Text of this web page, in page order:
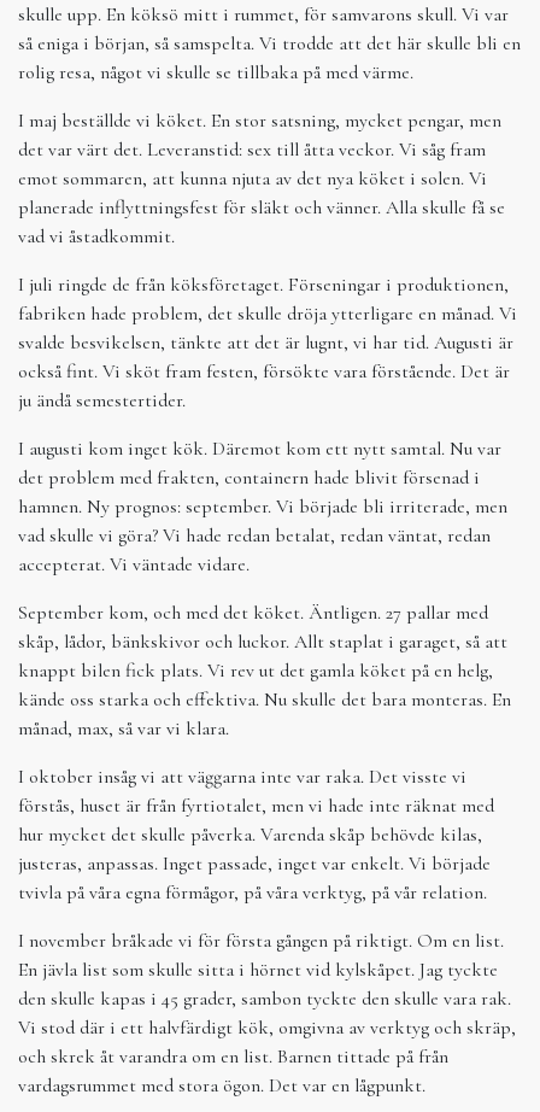
skulle upp. En köksö mitt i rummet, för samvarons skull. Vi var
så eniga i början, så samspelta. Vi trodde att det här skulle bli en
rolig resa, något vi skulle se tillbaka på med värme.
I maj beställde vi köket. En stor satsning, mycket pengar, men
det var värt det. Leveranstid: sex till åtta veckor. Vi såg fram
emot sommaren, att kunna njuta av det nya köket i solen. Vi
planerade inflyttningsfest för släkt och vänner. Alla skulle få se
vad vi åstadkommit.
I juli ringde de från köksföretaget. Förseningar i produktionen,
fabriken hade problem, det skulle dröja ytterligare en månad. Vi
svalde besvikelsen, tänkte att det är lugnt, vi har tid. Augusti är
också fint. Vi sköt fram festen, försökte vara förstående. Det är
ju ändå semestertider.
I augusti kom inget kök. Däremot kom ett nytt samtal. Nu var
det problem med frakten, containern hade blivit försenad i
hamnen. Ny prognos: september. Vi började bli irriterade, men
vad skulle vi göra? Vi hade redan betalat, redan väntat, redan
accepterat. Vi väntade vidare.
September kom, och med det köket. Äntligen. 27 pallar med
skåp, lådor, bänkskivor och luckor. Allt staplat i garaget, så att
knappt bilen fick plats. Vi rev ut det gamla köket på en helg,
kände oss starka och effektiva. Nu skulle det bara monteras. En
månad, max, så var vi klara.
I oktober insåg vi att väggarna inte var raka. Det visste vi
förstås, huset är från fyrtiotalet, men vi hade inte räknat med
hur mycket det skulle påverka. Varenda skåp behövde kilas,
justeras, anpassas. Inget passade, inget var enkelt. Vi började
tvivla på våra egna förmågor, på våra verktyg, på vår relation.
I november bråkade vi för första gången på riktigt. Om en list.
En jävla list som skulle sitta i hörnet vid kylskåpet. Jag tyckte
den skulle kapas i 45 grader, sambon tyckte den skulle vara rak.
Vi stod där i ett halvfärdigt kök, omgivna av verktyg och skräp,
och skrek åt varandra om en list. Barnen tittade på från
vardagsrummet med stora ögon. Det var en lågpunkt.